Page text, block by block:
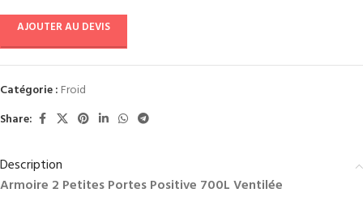
AJOUTER AU DEVIS
Catégorie : Froid
Share:
Description
Armoire 2 Petites Portes Positive 700L Ventilée